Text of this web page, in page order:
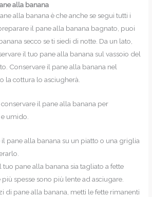
alla banana
alla banana è che anche se segui tutti i
il pane alla banana bagnato, puoi
secco se ti siedi di notte. Da un lato,
il tuo pane alla banana sul vassoio del
Conservare il pane alla banana nel
la cottura lo asciugherà.
il pane alla banana per
umido.
il pane alla banana su un piatto o una griglia
tuo pane alla banana sia tagliato a fette
più spesse sono più lente ad asciugare.
di pane alla banana, metti le fette rimanenti